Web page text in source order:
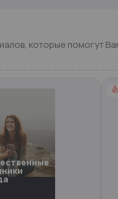
которые помогут